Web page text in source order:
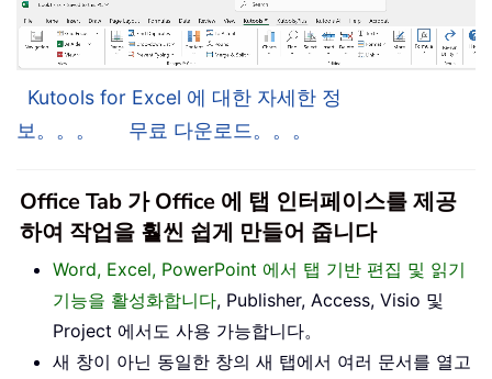
Kutools for Excel 에 대한 자세한 정
보。。。
무료 다운로드。。。
Office Tab 가 Office 에 탭 인터페이스를 제공
하여 작업을 훨씬 쉽게 만들어 줍니다
Word, Excel, PowerPoint 에서 탭 기반 편집 및 읽기
기능을 활성화합니다, Publisher, Access, Visio 및
Project 에서도 사용 가능합니다。
새 창이 아닌 동일한 창의 새 탭에서 여러 문서를 열고